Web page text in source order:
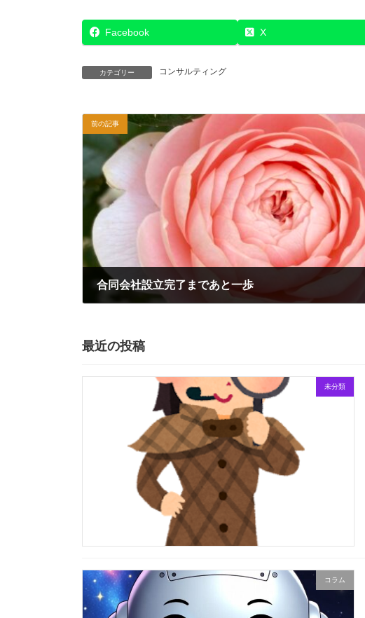
Facebook X
カテゴリー コンサルティング
前の記事
合同会社設立完了まであと一歩
最近の投稿
未分類
コラム